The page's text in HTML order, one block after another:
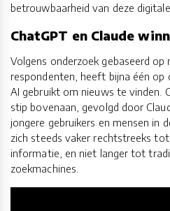
betrouwbaarheid van deze
ChatGPT en Claude
Volgens onderzoek gebaseerd op
respondenten, heeft bijna één op
AI gebruikt om nieuws te vinden.
stip bovenaan, gevolgd door
jongere gebruikers en mensen in
zich steeds vaker rechtstreeks
informatie, en niet langer tot
zoekmachines.